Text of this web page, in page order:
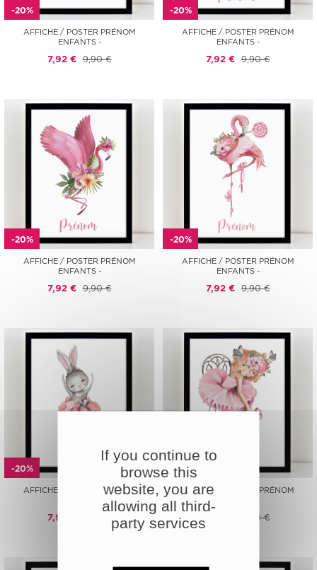
-20%
AFFICHE / POSTER PRÉNOM
ENFANTS -
7,92 € 9,90 €
-20%
AFFICHE / POSTER PRÉNOM
ENFANTS -
7,92 € 9,90 €
-20%
AFFICHE / POSTER PRÉNOM
ENFANTS -
7,92 € 9,90 €
-20%
AFFICHE / POSTER PRÉNOM
ENFANTS -
7,92 € 9,90 €
-20%
AFFICHE / POSTER PRÉNOM
7,92 €
-20%
AFFICHE / POSTER PRÉNOM
ENFANTS -
9,90 €
If you continue to
browse this
website, you are
allowing all third-
party services